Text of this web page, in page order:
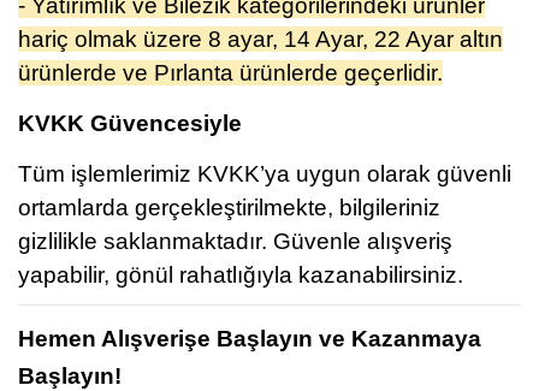
- Yatırımlık ve Bilezik kategorilerindeki ürünler
hariç olmak üzere 8 ayar, 14 Ayar, 22 Ayar altın
ürünlerde ve Pırlanta ürünlerde geçerlidir.
KVKK Güvencesiyle
Tüm işlemlerimiz KVKK’ya uygun olarak güvenli
ortamlarda gerçekleştirilmekte, bilgileriniz
gizlilikle saklanmaktadır. Güvenle alışveriş
yapabilir, gönül rahatlığıyla kazanabilirsiniz.
Hemen Alışverişe Başlayın ve Kazanmaya
Başlayın!